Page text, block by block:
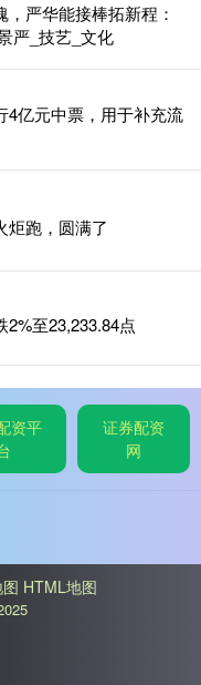
严华能接棒拓新程：
严_技艺_文化
4亿元中票，用于补充流
炬跑，圆满了
至23,233.84点
资平
证券配资
网
HTML地图